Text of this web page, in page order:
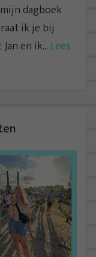
dagboek
ik je bij
en ik... Lees